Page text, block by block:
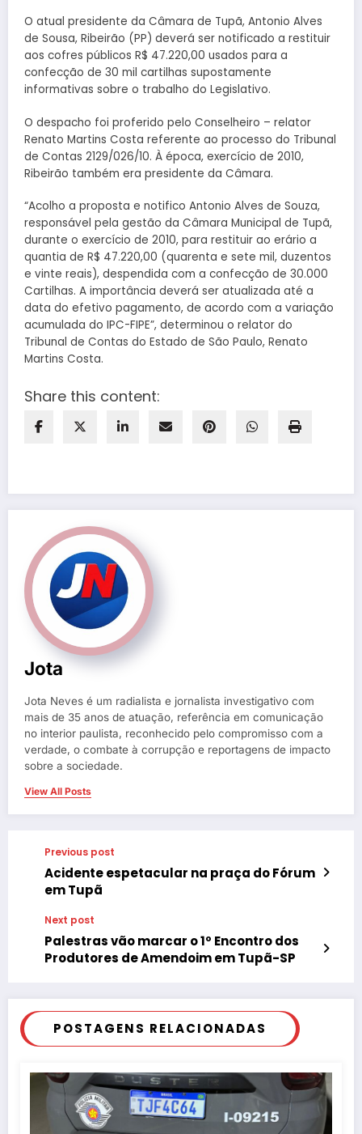
O atual presidente da Câmara de Tupã, Antonio Alves
de Sousa, Ribeirão (PP) deverá ser notificado a restituir
aos cofres públicos R$ 47.220,00 usados para a
confecção de 30 mil cartilhas supostamente
informativas sobre o trabalho do Legislativo.
O despacho foi proferido pelo Conselheiro – relator
Renato Martins Costa referente ao processo do Tribunal
de Contas 2129/026/10. À época, exercício de 2010,
Ribeirão também era presidente da Câmara.
“Acolho a proposta e notifico Antonio Alves de Souza,
responsável pela gestão da Câmara Municipal de Tupã,
durante o exercício de 2010, para restituir ao erário a
quantia de R$ 47.220,00 (quarenta e sete mil, duzentos
e vinte reais), despendida com a confecção de 30.000
Cartilhas. A importância deverá ser atualizada até a
data do efetivo pagamento, de acordo com a variação
acumulada do IPC-FIPE”, determinou o relator do
Tribunal de Contas do Estado de São Paulo, Renato
Martins Costa.
Share this content:
Jota
Jota Neves é um radialista e jornalista investigativo com
mais de 35 anos de atuação, referência em comunicação
no interior paulista, reconhecido pelo compromisso com a
verdade, o combate à corrupção e reportagens de impacto
sobre a sociedade.
View All Posts
Previous post
Acidente espetacular na praça do Fórum
em Tupã
Next post
Palestras vão marcar o 1º Encontro dos
Produtores de Amendoim em Tupã-SP
POSTAGENS RELACIONADAS